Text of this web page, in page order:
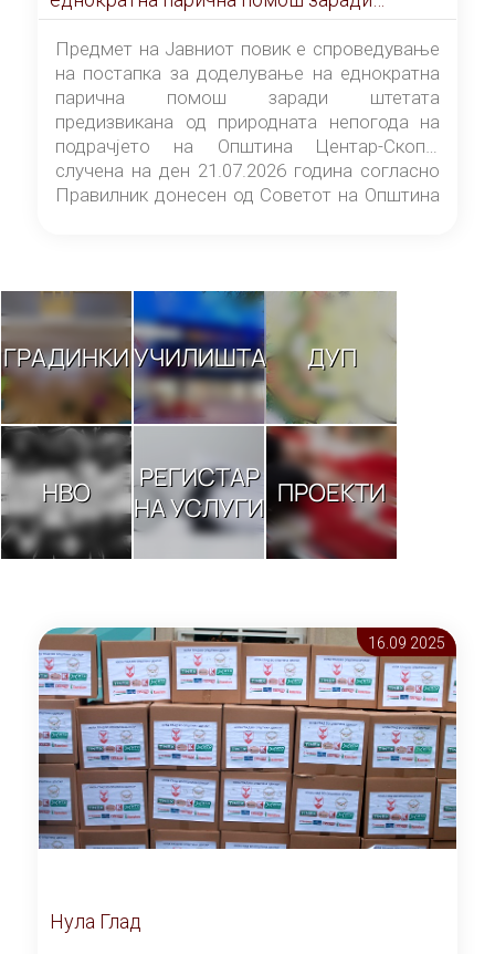
штетата предизвикана од природната
непогода на подрачјето на Општина
Центар-Скопје случена на ден 21.07.2026
година
Предмет на Јавниот повик е спроведување
на постапка за доделување на еднократна
парична помош заради штетата
предизвикана од природната непогода на
подрачјето на Општина Центар-Скопје
случена на ден 21.07.2026 година согласно
Правилник донесен од Советот на Општина
ГРАДИНКИУЧИЛИШТА ДУП
НВО
РЕГИСТАР
НА УСЛУГИ ПРОЕКТИ
16.09 2025
Нула Глад